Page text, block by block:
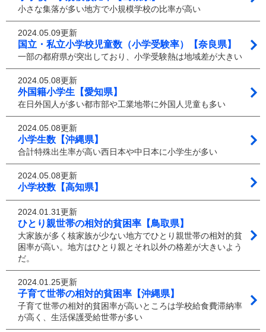
小さな集落が多い地方で小規模学校の比率が高い
2024.05.09更新
国立・私立小学校児童数（小学受験率）【奈良県】
一部の都府県が突出しており、小学受験熱は地域差が大きい
2024.05.08更新
外国籍小学生【愛知県】
在日外国人が多い都市部や工業地帯に外国人児童も多い
2024.05.08更新
小学生数【沖縄県】
合計特殊出生率が高い西日本や中日本に小学生が多い
2024.05.08更新
小学校数【高知県】
2024.01.31更新
ひとり親世帯の相対的貧困率【鳥取県】
大家族が多く核家族が少ない地方でひとり親世帯の相対的貧
困率が高い。地方はひとり親とそれ以外の格差が大きいよう
だ。
2024.01.25更新
子育て世帯の相対的貧困率【沖縄県】
子育て世帯の相対的貧困率が高いところは学校給食費滞納率
が高く、生活保護受給世帯が多い